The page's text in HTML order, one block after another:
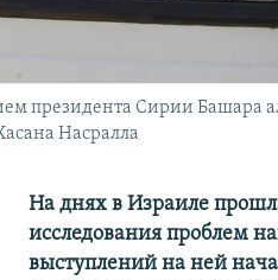
президента Сирии Башара
Насралла
На днях в Израиле
исследования проблем
выступлений на ней